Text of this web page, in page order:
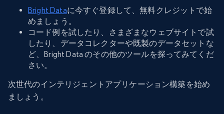
Bright Dataに今すぐ登録して、無料クレジットで始
めましょう。
コード例を試したり、さまざまなウェブサイトで試
したり、データコレクターや既製のデータセットな
ど、Bright Data のその他のツールを探ってみてくだ
さい。
次世代のインテリジェントアプリケーション構築を始め
ましょう。